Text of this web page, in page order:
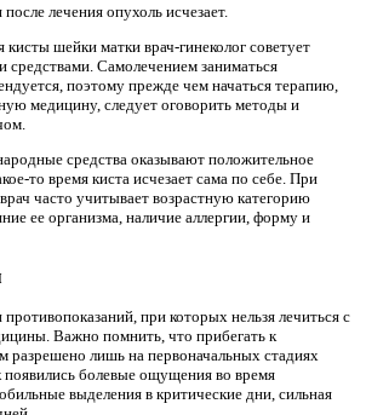
лечения опухоль исчезает.
кисты шейки матки врач-гинеколог советует
средствами. Самолечением заниматься
поэтому прежде чем начаться терапию,
медицину, следует оговорить методы и
средства оказывают положительное
то время киста исчезает сама по себе. При
часто учитывает возрастную категорию
ее организма, наличие аллергии, форму и
при которых нельзя лечиться с
Важно помнить, что прибегать к
разрешено лишь на первоначальных стадиях
появились болевые ощущения во время
выделения в критические дни, сильная